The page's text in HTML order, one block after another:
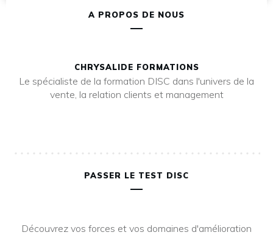
A PROPOS DE NOUS
CHRYSALIDE FORMATIONS
Le spécialiste de la formation DISC dans l'univers de la
vente, la relation clients et management
PASSER LE TEST DISC
Découvrez vos forces et vos domaines d'amélioration